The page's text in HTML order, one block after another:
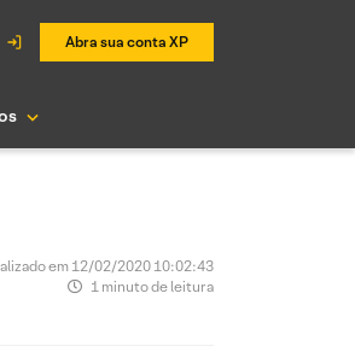
Abra sua conta XP
em 12/02/2020 10:02:43
1 minuto de leitura